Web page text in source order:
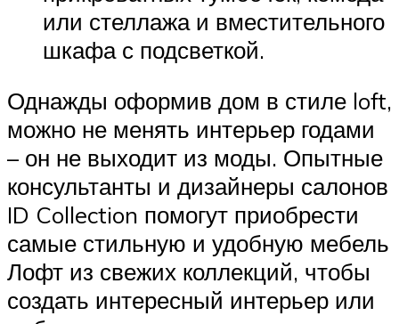
или стеллажа и вместительного
шкафа с подсветкой.
Однажды оформив дом в стиле loft,
можно не менять интерьер годами
– он не выходит из моды. Опытные
консультанты и дизайнеры салонов
ID Collection помогут приобрести
самые стильную и удобную мебель
Лофт из свежих коллекций, чтобы
создать интересный интерьер или